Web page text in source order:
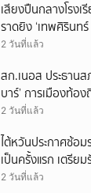
เสียงปืนกลางโรงเ
ราดยิง ‘เทพศิรินท
ศึกษา ครั้งที่ 2 ในรอ
2 วันที่แล้ว
สก.เนอส ประธาน
บาร์’ การเมืองท้อ
2 วันที่แล้ว
ไต้หวันประกาศซ้อม
เป็นครั้งแรก เตรีย
2 วันที่แล้ว